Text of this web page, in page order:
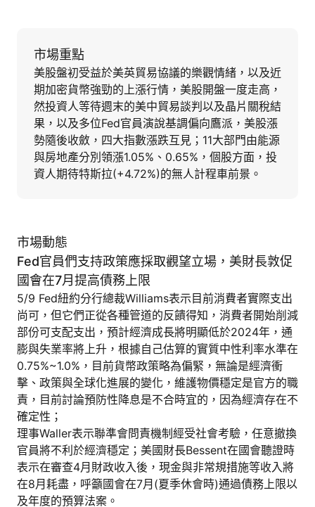
市場重點
美股盤初受益於美英貿易協議的樂觀情緒，以及近
期加密貨幣強勁的上漲行情，美股開盤一度走高，
然投資人等待週末的美中貿易談判以及晶片關稅結
果，以及多位Fed官員演說基調偏向鷹派，美股漲
勢隨後收斂，四大指數漲跌互見；11大部門由能源
與房地產分別領漲1.05%、0.65%，個股方面，投
資人期待特斯拉(+4.72%)的無人計程車前景。
市場動態
Fed官員們支持政策應採取觀望立場，美財長敦促
國會在7月提高債務上限
5/9 Fed紐約分行總裁Williams表示目前消費者實際支出
尚可，但它們正從各種管道的反饋得知，消費者開始削減
部份可支配支出，預計經濟成長將明顯低於2024年，通
膨與失業率將上升，根據自己估算的實質中性利率水準在
0.75%~1.0%，目前貨幣政策略為偏緊，無論是經濟衝
擊、政策與全球化進展的變化，維護物價穩定是官方的職
責，目前討論預防性降息是不合時宜的，因為經濟存在不
確定性；
理事Waller表示聯準會問責機制經受社會考驗，任意撤換
官員將不利於經濟穩定；美國財長Bessent在國會聽證時
表示在審查4月財政收入後，現金與非常規措施等收入將
在8月耗盡，呼籲國會在7月(夏季休會時)通過債務上限以
及年度的預算法案。